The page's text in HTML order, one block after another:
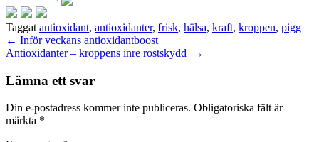
Taggat antioxidant, antioxidanter, frisk, hälsa, kraft, kroppen, pigg
Inläggsnavigering
← Inför veckans antioxidantboost
Antioxidanter – kroppens inre rostskydd
→
Lämna ett svar
Din e-postadress kommer inte publiceras. Obligatoriska fält är
märkta *